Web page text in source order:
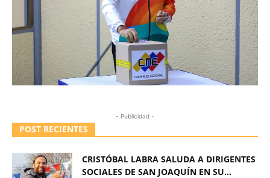
- Publicidad -
POST RECIENTES
CRISTÓBAL LABRA SALUDA A DIRIGENTES
SOCIALES DE SAN JOAQUÍN EN SU...